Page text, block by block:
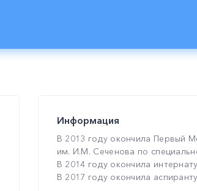
Информация
В 2013 году окончила Первый
им. И.М. Сеченова по
В 2014 году окончила
В 2017 году окончила